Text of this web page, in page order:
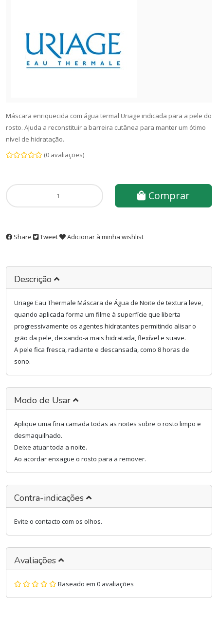
Máscara enriquecida com água termal Uriage indicada para a pele do
rosto. Ajuda a reconstituir a barreira cutânea para manter um ótimo
nível de hidratação.
(0 avaliações)
Comprar
Share Tweet Adicionar à minha wishlist
Descrição
Uriage Eau Thermale Máscara de Água de Noite de textura leve,
quando aplicada forma um filme à superfície que liberta
progressivamente os agentes hidratantes permitindo alisar o
grão da pele, deixando-a mais hidratada, flexível e suave.
A pele fica fresca, radiante e descansada, como 8 horas de
sono.
Modo de Usar
Aplique uma fina camada todas as noites sobre o rosto limpo e
desmaquilhado.
Deixe atuar toda a noite.
Ao acordar enxague o rosto para a remover.
Contra-indicações
Evite o contacto com os olhos.
Avaliações
Baseado em 0 avaliações